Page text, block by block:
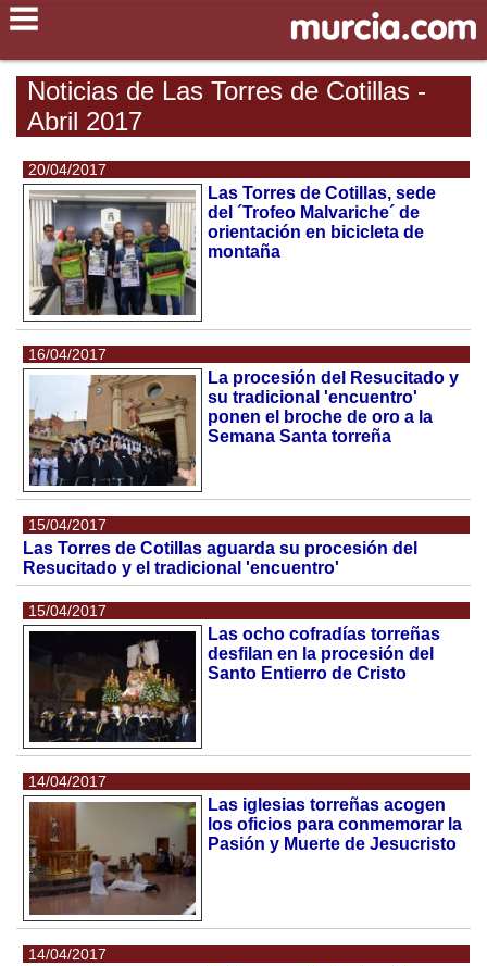
Noticias de Las Torres de Cotillas -
Abril 2017
20/04/2017
Las Torres de Cotillas, sede
del ´Trofeo Malvariche´ de
orientación en bicicleta de
montaña
16/04/2017
La procesión del Resucitado y
su tradicional 'encuentro'
ponen el broche de oro a la
Semana Santa torreña
15/04/2017
Las Torres de Cotillas aguarda su procesión del
Resucitado y el tradicional 'encuentro'
15/04/2017
Las ocho cofradías torreñas
desfilan en la procesión del
Santo Entierro de Cristo
14/04/2017
Las iglesias torreñas acogen
los oficios para conmemorar la
Pasión y Muerte de Jesucristo
14/04/2017